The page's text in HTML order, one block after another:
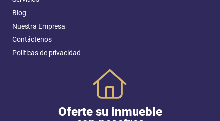
Blog
Nuestra Empresa
Contáctenos
Políticas de privacidad
Oferte su inmueble